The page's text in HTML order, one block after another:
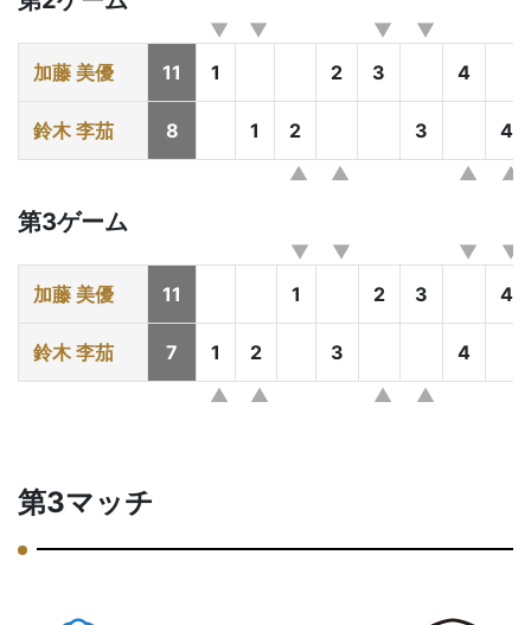
加藤 美優 11 1 2 3 4
鈴木 李茄 8 1 2 3 4
第3ゲーム
加藤 美優 11 1 2 3 4
鈴木 李茄 7 1 2 3 4
第3マッチ